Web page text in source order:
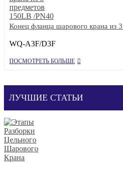
Конец фланца шарового крана из
WQ-A3F/D3F
ПОСМОТРЕТЬ БОЛЬШЕ
ЛУЧШИЕ СТАТЬИ